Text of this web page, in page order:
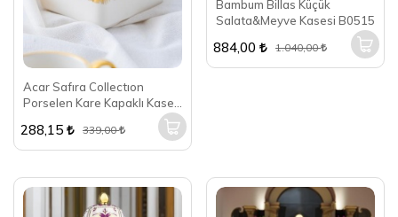
Acar Safıra Collectıon
Porselen Kare Kapaklı Kase
288,15 339,00
Bambum Billas Küçük
Salata&Meyve Kasesi B0515
884,00 1.040,00